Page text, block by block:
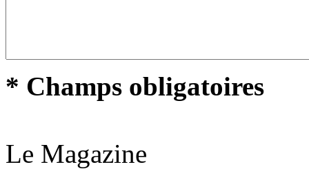
* Champs obligatoires
Le Magazine